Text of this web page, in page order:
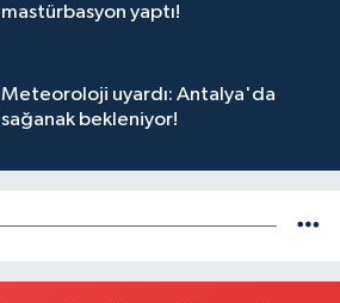
mastürbasyon yaptı!
Meteoroloji uyardı: Antalya'da
sağanak bekleniyor!